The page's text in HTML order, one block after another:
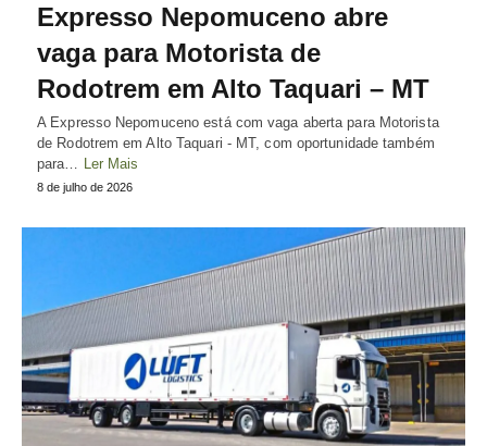
Expresso Nepomuceno abre
vaga para Motorista de
Rodotrem em Alto Taquari – MT
A Expresso Nepomuceno está com vaga aberta para Motorista
de Rodotrem em Alto Taquari - MT, com oportunidade também
para…
Ler Mais
8 de julho de 2026